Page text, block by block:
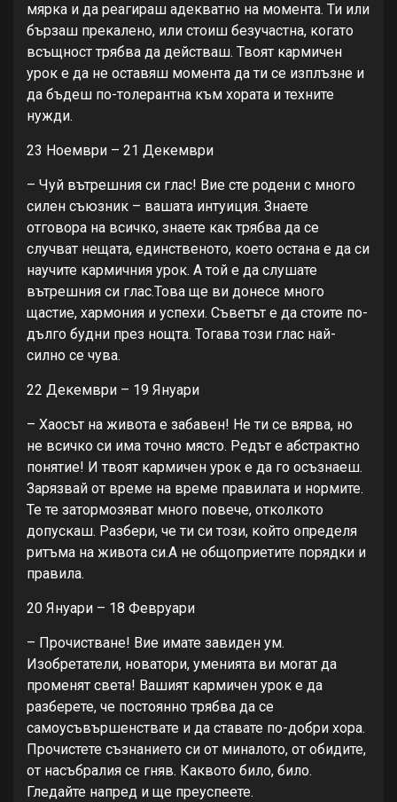
мярка и да реагираш адекватно на момента. Ти или
бързаш прекалено, или стоиш безучастна, когато
всъщност трябва да действаш. Твоят кармичен
урок е да не оставяш момента да ти се изплъзне и
да бъдеш по-толерантна към хората и техните
нужди.
23 Ноември – 21 Декември
– Чуй вътрешния си глас! Вие сте родени с много
силен съюзник – вашата интуиция. Знаете
отговора на всичко, знаете как трябва да се
случват нещата, единственото, което остана е да си
научите кармичния урок. А той е да слушате
вътрешния си глас.Това ще ви донесе много
щастие, хармония и успехи. Съветът е да стоите по-
дълго будни през нощта. Тогава този глас най-
силно се чува.
22 Декември – 19 Януари
– Хаосът на живота е забавен! Не ти се вярва, но
не всичко си има точно място. Редът е абстрактно
понятие! И твоят кармичен урок е да го осъзнаеш.
Зарязвай от време на време правилата и нормите.
Те те затормозяват много повече, отколкото
допускаш. Разбери, че ти си този, който определя
ритъма на живота си.А не общоприетите порядки и
правила.
20 Януари – 18 Февруари
– Прочистване! Вие имате завиден ум.
Изобретатели, новатори, уменията ви могат да
променят света! Вашият кармичен урок е да
разберете, че постоянно трябва да се
самоусъвършенствате и да ставате по-добри хора.
Прочистете съзнанието си от миналото, от обидите,
от насъбралия се гняв. Каквото било, било.
Гледайте напред и ще преуспеете.